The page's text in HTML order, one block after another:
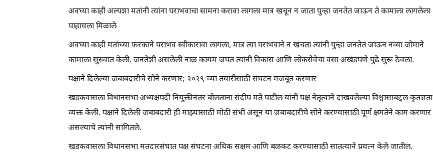
अवघ्या काही अल्पशा मतांनी त्यांना पराभवाचा सामना करावा लागला मात्र खचून न जाता पुन्हा जनतेत जाऊन ते कामाला लागलेला
पाहायला मिळाले
अवघ्या काही मतांच्या फरकाने पराभव स्वीकारावा लागला, मात्र त्या पराभवाने न खचता त्यांनी पुन्हा जनतेत जाऊन नव्या जोमाने
कामाला सुरुवात केली. जनतेशी असलेली नाळ कायम जपत त्यांनी विकास आणि लोकसेवेचा वसा अखंडपणे पुढे सुरू ठेवला.
पक्षाने दिलेल्या जबाबदारीचे सोने करणार; २०२९ च्या तयारीसाठी संघटन मजबूत करणार
खडकवासला विधानसभा अध्यक्षपदी नियुक्तीनंतर बोलताना संदीप मते पाटील यांनी पक्ष नेतृत्वाने दाखवलेल्या विश्वासाबद्दल कृतज्ञता
व्यक्त केली. पक्षाने दिलेली जबाबदारी ही माझ्यासाठी मोठी संधी असून या जबाबदारीचे सोने करण्यासाठी पूर्ण क्षमतेने काम करणार
असल्याचे त्यांनी सांगितले.
खडकवासला विधानसभा मतदारसंघात पक्ष संघटना अधिक सक्षम आणि बळकट करण्यासाठी सातत्याने प्रयत्न केले जातील.